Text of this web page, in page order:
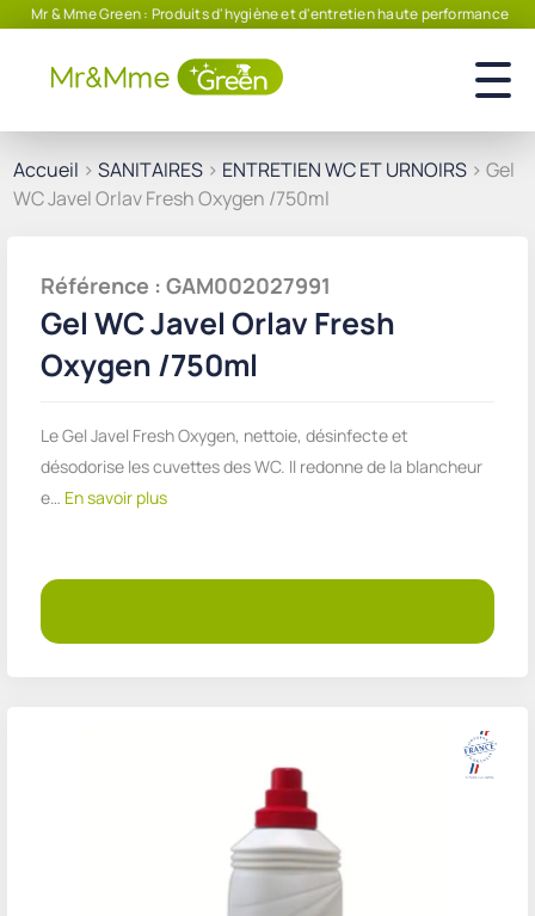
Mr & Mme Green : Produits d'hygiène et d'entretien haute performance
Accueil > SANITAIRES > ENTRETIEN WC ET URNOIRS > Gel
WC Javel Orlav Fresh Oxygen /750ml
Référence : GAM002027991
Gel WC Javel Orlav Fresh
Oxygen /750ml
Le Gel Javel Fresh Oxygen, nettoie, désinfecte et
désodorise les cuvettes des WC. Il redonne de la blancheur
e… En savoir plus